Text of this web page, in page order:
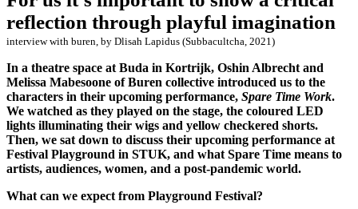
reflection through playful imagination
interview with buren, by Dlisah Lapidus (Subbacultcha, 2021)
In a theatre space at Buda in Kortrijk, Oshin Albrecht and
Melissa Mabesoone of Buren collective introduced us to the
characters in their upcoming performance, Spare Time Work.
We watched as they played on the stage, the coloured LED
lights illuminating their wigs and yellow checkered shorts.
Then, we sat down to discuss their upcoming performance at
Festival Playground in STUK, and what Spare Time means to
artists, audiences, women, and a post-pandemic world.
What can we expect from Playground Festival?